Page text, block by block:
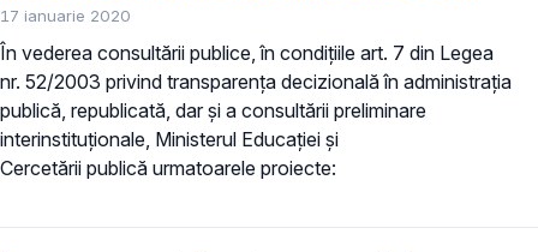
17 ianuarie 2020
În vederea consultării publice, în condiţiile art. 7 din Legea
nr. 52/2003 privind transparenţa decizională în administraţia
publică, republicată, dar și a consultării preliminare
interinstituționale, Ministerul Educaţiei și
Cercetării publică urmatoarele proiecte: